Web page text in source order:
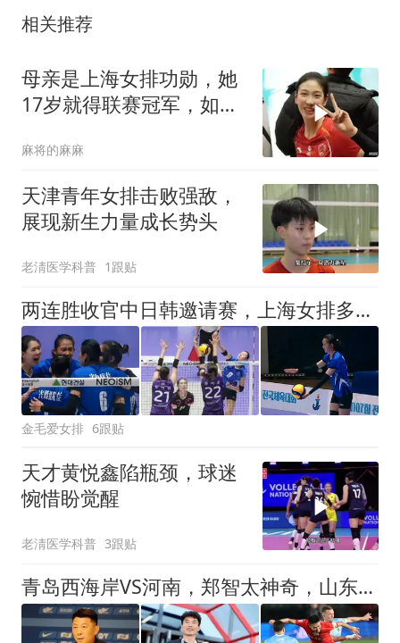
相关推荐
母亲是上海女排功勋，她
17岁就得联赛冠军，如今
麻将的麻麻
天津青年女排击败强敌，
展现新生力量成长势头
老淸医学科普 1跟贴
两连胜收官中日韩邀请赛，上海女排多名小将打出亮眼特质
金毛爱女排 6跟贴
天才黄悦鑫陷瓶颈，球迷
惋惜盼觉醒
老淸医学科普 3跟贴
青岛西海岸VS河南，郑智太神奇，山东泰山VS天津队，唐田迎来考验